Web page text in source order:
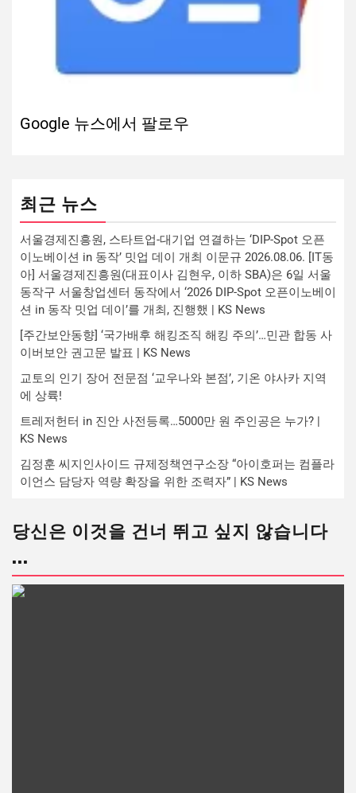
Google 뉴스에서 팔로우
최근 뉴스
서울경제진흥원, 스타트업-대기업 연결하는 ‘DIP-Spot 오픈
이노베이션 in 동작’ 밋업 데이 개최 이문규 2026.08.06. [IT동
아] 서울경제진흥원(대표이사 김현우, 이하 SBA)은 6일 서울
동작구 서울창업센터 동작에서 ‘2026 DIP-Spot 오픈이노베이
션 in 동작 밋업 데이’를 개최, 진행했 | KS News
[주간보안동향] ‘국가배후 해킹조직 해킹 주의’…민관 합동 사
이버보안 권고문 발표 | KS News
교토의 인기 장어 전문점 ‘교우나와 본점’, 기온 야사카 지역
에 상륙!
트레저헌터 in 진안 사전등록…5000만 원 주인공은 누가? |
KS News
김정훈 씨지인사이드 규제정책연구소장 “아이호퍼는 컴플라
이언스 담당자 역량 확장을 위한 조력자” | KS News
당신은 이것을 건너 뛰고 싶지 않습니다
...